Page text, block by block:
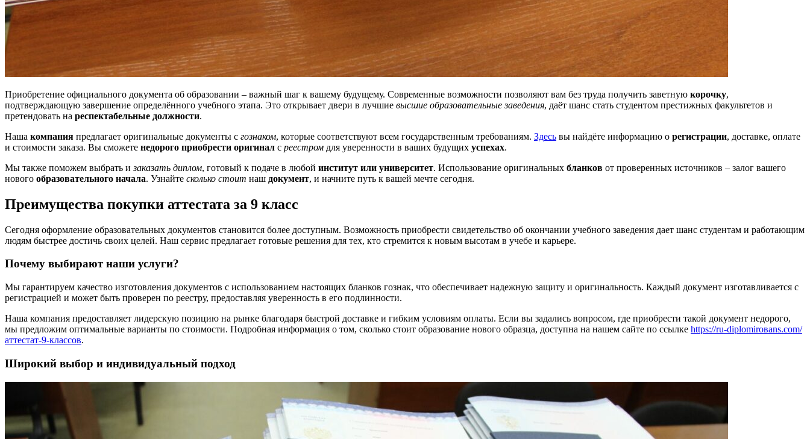
Приобретение официального документа об образовании – важный шаг к вашему будущему. Современные возможности позволяют вам без труда получить заветную корочку,
подтверждающую завершение определённого учебного этапа. Это открывает двери в лучшие высшие образовательные заведения, даёт шанс стать студентом престижных факультетов и
претендовать на респектабельные должности.
Наша компания предлагает оригинальные документы с гознаком, которые соответствуют всем государственным требованиям. Здесь вы найдёте информацию о регистрации, доставке, оплате
и стоимости заказа. Вы сможете недорого приобрести оригинал с реестром для уверенности в ваших будущих успехах.
Мы также поможем выбрать изаказать диплом, готовый к подаче в любой институт или университет. Использование оригинальных бланков от проверенных источников – залог вашего
нового образовательного начала. Узнайте сколько стоит наш документ, и начните путь к вашей мечте сегодня.
Преимущества покупки аттестата за 9 класс
Сегодня оформление образовательных документов становится более доступным. Возможность приобрести свидетельство об окончании учебного заведения дает шанс студентам и работающим
людям быстрее достичь своих целей. Наш сервис предлагает готовые решения для тех, кто стремится к новым высотам в учебе и карьере.
Почему выбирают наши услуги?
Мы гарантируем качество изготовления документов с использованием настоящих бланков гознак, что обеспечивает надежную защиту и оригинальность. Каждый документ изготавливается с
регистрацией и может быть проверен по реестру, предоставляя уверенность в его подлинности.
Наша компания предоставляет лидерскую позицию на рынке благодаря быстрой доставке и гибким условиям оплаты. Если вы задались вопросом, где приобрести такой документ недорого,
мы предложим оптимальные варианты по стоимости. Подробная информация о том, сколько стоит образование нового образца, доступна на нашем сайте по ссылке https://ru-diplomiroвans.com/
аттестат-9-классов.
Широкий выбор и индивидуальный подход